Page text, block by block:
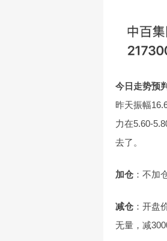
今日走势预
昨天振幅
力在5.60-
去了。
加仓 ：不加
减仓 ：开盘
无量，减